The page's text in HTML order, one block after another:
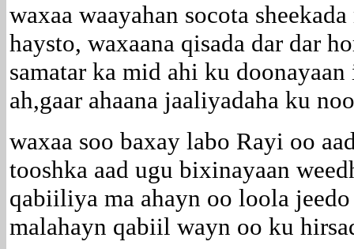
waxaa waayahan socota
haysto, waxaana qisada dar dar
samatar ka mid ahi ku
ah,gaar ahaana jaaliyadaha ku
waxaa soo baxay labo Rayi oo
tooshka aad ugu bixinayaan
qabiiliya ma ahayn oo loola
malahayn qabiil wayn oo ku